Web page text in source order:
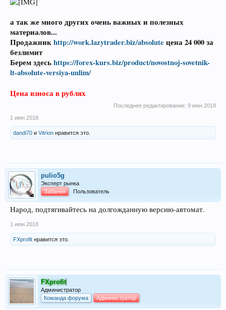
а так же много других очень важных и полезных
материалов...
Продажникhttp://work.lazytrader.biz/absolute цена 24 000 за
безлимит
Берем здесьhttps://forex-kurs.biz/product/novostnoj-sovetnik-
lt-absolute-versiya-unlim/
Цена взноса в рублях
Последнее редактирование: 9 июн 2018
1 июн 2018
dandi70 и Vitrion нравится это.
pulio5g
Эксперт рынка
Забанен
Пользователь
Народ, подтягивайтесь на долгожданную версию-автомат.
1 июн 2018
FXprofit нравится это.
FXprofit
Администратор
Команда форума
Администратор